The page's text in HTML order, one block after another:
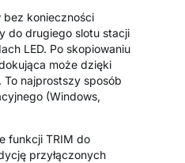
konieczności
do drugiego slotu stacji
LED. Po skopiowaniu
może dzięki
najprostszy sposób
(Windows,
funkcji TRIM do
przyłączonych